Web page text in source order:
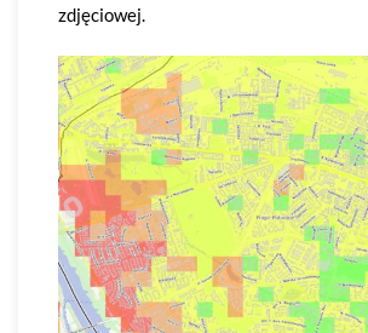
zdjęciowej.